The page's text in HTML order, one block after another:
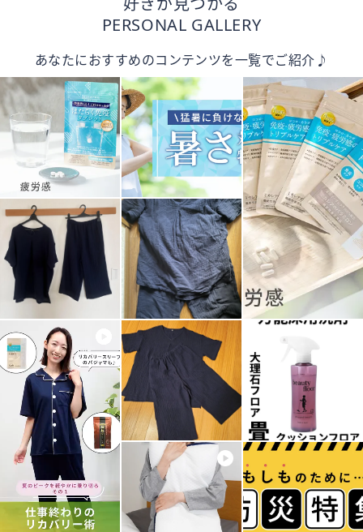
PERSONAL GALLERY
あなたにおすすめのコンテンツを一覧でご紹介♪